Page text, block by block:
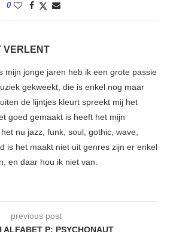
0
VERLENT
mijn jonge jaren heb ik een grote passie
gekweekt, die is enkel nog maar
de lijntjes kleurt spreekt mij het
goed gemaakt is heeft het mijn
nu jazz, funk, soul, gothic, wave,
is het maakt niet uit genres zijn er enkel
en daar hou ik niet van.
previous post
ALFABET P: PSYCHONAUT